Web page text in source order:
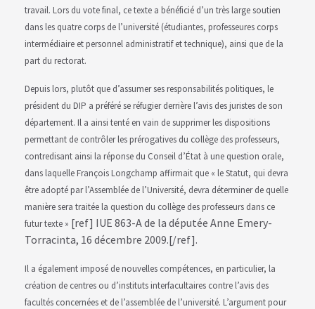
travail. Lors du vote final, ce texte a bénéficié d’un très large soutien
dans les quatre corps de l’université (étudiantes, professeures corps
intermédiaire et personnel administratif et technique), ainsi que de la
part du rectorat.
Depuis lors, plutôt que d’assumer ses responsabilités politiques, le
président du DIP a préféré se réfugier derrière l’avis des juristes de son
département. Il a ainsi tenté en vain de supprimer les dispositions
permettant de contrôler les prérogatives du collège des professeurs,
contredisant ainsi la réponse du Conseil d’État à une question orale,
dans laquelle François Longchamp affirmait que « le Statut, qui devra
être adopté par l’Assemblée de l’Université, devra déterminer de quelle
manière sera traitée la question du collège des professeurs dans ce
futur texte » [ref] IUE 863-A de la députée Anne Emery-
Torracinta, 16 décembre 2009.[/ref].
Il a également imposé de nouvelles compétences, en particulier, la
création de centres ou d’instituts interfacultaires contre l’avis des
facultés concernées et de l’assemblée de l’université. L’argument pour